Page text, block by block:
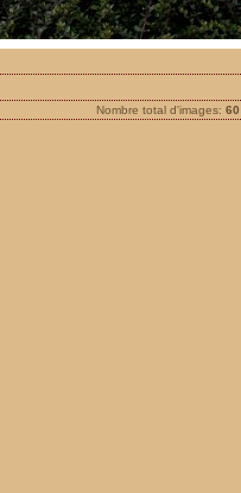
Nombre total d'images: 60